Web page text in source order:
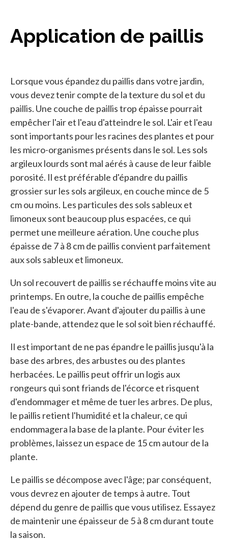
Application de paillis
Lorsque vous épandez du paillis dans votre jardin,
vous devez tenir compte de la texture du sol et du
paillis. Une couche de paillis trop épaisse pourrait
empêcher l'air et l'eau d'atteindre le sol. L'air et l'eau
sont importants pour les racines des plantes et pour
les micro-organismes présents dans le sol. Les sols
argileux lourds sont mal aérés à cause de leur faible
porosité. Il est préférable d'épandre du paillis
grossier sur les sols argileux, en couche mince de 5
cm ou moins. Les particules des sols sableux et
limoneux sont beaucoup plus espacées, ce qui
permet une meilleure aération. Une couche plus
épaisse de 7 à 8 cm de paillis convient parfaitement
aux sols sableux et limoneux.
Un sol recouvert de paillis se réchauffe moins vite au
printemps. En outre, la couche de paillis empêche
l'eau de s'évaporer. Avant d'ajouter du paillis à une
plate-bande, attendez que le sol soit bien réchauffé.
Il est important de ne pas épandre le paillis jusqu'à la
base des arbres, des arbustes ou des plantes
herbacées. Le paillis peut offrir un logis aux
rongeurs qui sont friands de l'écorce et risquent
d'endommager et même de tuer les arbres. De plus,
le paillis retient l'humidité et la chaleur, ce qui
endommagera la base de la plante. Pour éviter les
problèmes, laissez un espace de 15 cm autour de la
plante.
Le paillis se décompose avec l'âge; par conséquent,
vous devrez en ajouter de temps à autre. Tout
dépend du genre de paillis que vous utilisez. Essayez
de maintenir une épaisseur de 5 à 8 cm durant toute
la saison.